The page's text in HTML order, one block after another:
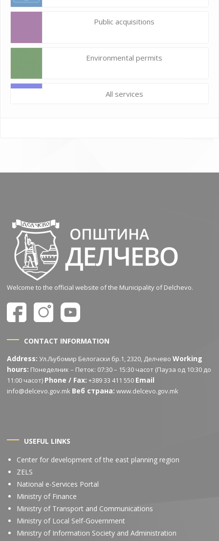
Public acquisitions
Environmental permits
All services
Welcome to the official website of the Municipality of Delchevo.
CONTACT INFORMATION
Address: Ул.Љубомир Белогаски бр.1, 2320, ДелчевоWorking
hours: Понеделник – Петок: 07:30 – 15:30 часот (Пауза од 10:30 до
11:00 часот) Phone / Fax: +389 33 411 550 Email
info@delcevo.gov.mk Веб страна: www.delcevo.gov.mk
USEFUL LINKS
Center for development of the east planning region
ZELS
National e-Services Portal
Ministry of Finance
Ministry of Transport and Communications
Ministry of Local Self-Government
Ministry of Information Society and Administration